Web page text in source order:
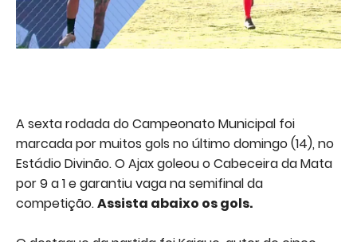
A sexta rodada do Campeonato Municipal foi
marcada por muitos gols no último domingo (14), no
Estádio Divinão. O Ajax goleou o Cabeceira da Mata
por 9 a 1 e garantiu vaga na semifinal da
competição.Assista abaixo os gols.